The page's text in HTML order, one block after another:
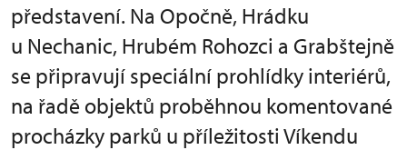
představení. Na Opočně, Hrádku
u Nechanic, Hrubém Rohozci a Grabštejně
se připravují speciální prohlídky interiérů,
na řadě objektů proběhnou komentované
procházky parků u příležitosti Víkendu